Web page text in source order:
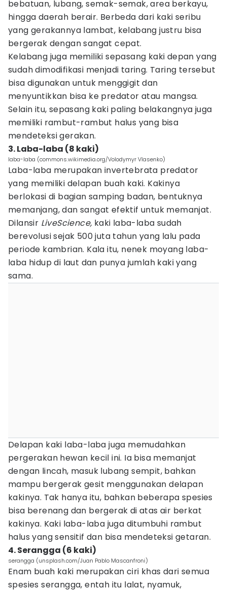
bebatuan, lubang, semak-semak, area berkayu,
hingga daerah berair. Berbeda dari kaki seribu
yang gerakannya lambat, kelabang justru bisa
bergerak dengan sangat cepat.
Kelabang juga memiliki sepasang kaki depan yang
sudah dimodifikasi menjadi taring. Taring tersebut
bisa digunakan untuk menggigit dan
menyuntikkan bisa ke predator atau mangsa.
Selain itu, sepasang kaki paling belakangnya juga
memiliki rambut-rambut halus yang bisa
mendeteksi gerakan.
3. Laba-laba (8 kaki)
laba-laba (commons.wikimedia.org/Volodymyr Vlasenko)
Laba-laba merupakan invertebrata predator
yang memiliki delapan buah kaki. Kakinya
berlokasi di bagian samping badan, bentuknya
memanjang, dan sangat efektif untuk memanjat.
Dilansir LiveScience, kaki laba-laba sudah
berevolusi sejak 500 juta tahun yang lalu pada
periode kambrian. Kala itu, nenek moyang laba-
laba hidup di laut dan punya jumlah kaki yang
sama.
Delapan kaki laba-laba juga memudahkan
pergerakan hewan kecil ini. Ia bisa memanjat
dengan lincah, masuk lubang sempit, bahkan
mampu bergerak gesit menggunakan delapan
kakinya. Tak hanya itu, bahkan beberapa spesies
bisa berenang dan bergerak di atas air berkat
kakinya. Kaki laba-laba juga ditumbuhi rambut
halus yang sensitif dan bisa mendeteksi getaran.
4. Serangga (6 kaki)
serangga (unsplash.com/Juan Pablo Mascanfroni)
Enam buah kaki merupakan ciri khas dari semua
spesies serangga, entah itu lalat, nyamuk,